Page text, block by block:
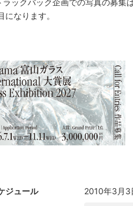
になります。
ジュール 2010年3月3